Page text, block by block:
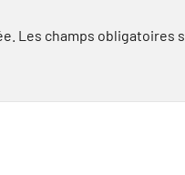
Les champs obligatoires